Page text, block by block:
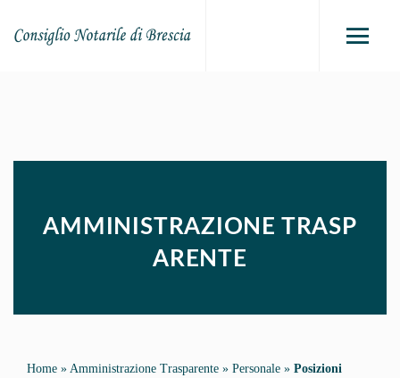
AMMINISTRAZIONE TRASP
ARENTE
Home » Amministrazione Trasparente » Personale » Posizioni